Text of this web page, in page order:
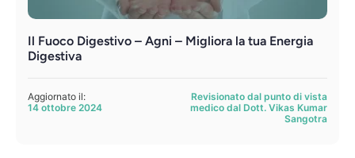
Il Fuoco Digestivo – Agni – Migliora la tua Energia
Digestiva
Aggiornato il:
14 ottobre 2024
Revisionato dal punto di vista
medico dal Dott. Vikas Kumar
Sangotra